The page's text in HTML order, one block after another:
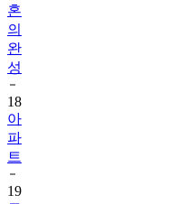
혼
의
완
성
18
아
파
트
19